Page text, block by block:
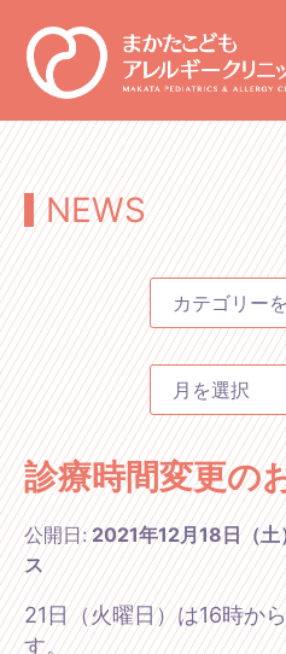
NEWS
カテゴリー
月を選択
診療時間変更の
公開日:2021年12月18日（土
ス
21日（火曜日）は16時か
す。